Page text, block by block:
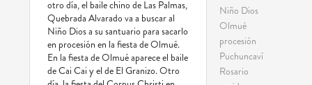
otro día, el baile chino de Las Palmas,
Quebrada Alvarado va a buscar al
Niño Dios a su santuario para sacarlo
en procesión en la fiesta de Olmué.
En la fiesta de Olmué aparece el baile
de Cai Cai y el de El Granizo. Otro
Niño Dios
Olmué
procesión
Puchuncaví
Rosario